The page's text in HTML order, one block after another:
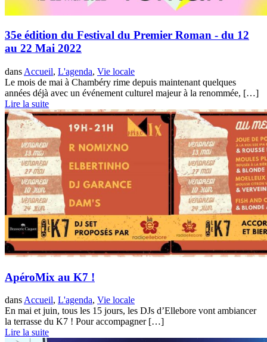
35e édition du Festival du Premier Roman - du 12
au 22 Mai 2022
dans Accueil, L'agenda, Vie locale
Le mois de mai à Chambéry rime depuis maintenant quelques
années déjà avec un événement culturel majeur à la renommée, […]
Lire la suite
ApéroMix au K7 !
dans Accueil, L'agenda, Vie locale
En mai et juin, tous les 15 jours, les DJs d’Ellebore vont ambiancer
la terrasse du K7 ! Pour accompagner […]
Lire la suite